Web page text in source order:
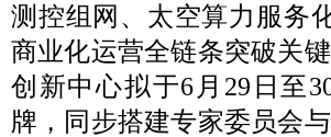
测控组网、太空算力服务
商业化运营全链条突破关
创新中心拟于6月29日至
牌，同步搭建专家委员会